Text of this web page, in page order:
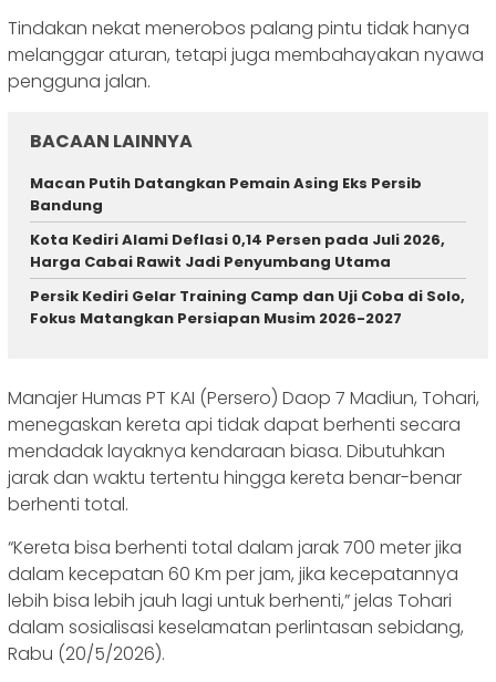
Tindakan nekat menerobos palang pintu tidak hanya
melanggar aturan, tetapi juga membahayakan nyawa
pengguna jalan.
BACAAN LAINNYA
Macan Putih Datangkan Pemain Asing Eks Persib
Bandung
Kota Kediri Alami Deflasi 0,14 Persen pada Juli 2026,
Harga Cabai Rawit Jadi Penyumbang Utama
Persik Kediri Gelar Training Camp dan Uji Coba di Solo,
Fokus Matangkan Persiapan Musim 2026-2027
Manajer Humas PT KAI (Persero) Daop 7 Madiun, Tohari,
menegaskan kereta api tidak dapat berhenti secara
mendadak layaknya kendaraan biasa. Dibutuhkan
jarak dan waktu tertentu hingga kereta benar-benar
berhenti total.
“Kereta bisa berhenti total dalam jarak 700 meter jika
dalam kecepatan 60 Km per jam, jika kecepatannya
lebih bisa lebih jauh lagi untuk berhenti,” jelas Tohari
dalam sosialisasi keselamatan perlintasan sebidang,
Rabu (20/5/2026).